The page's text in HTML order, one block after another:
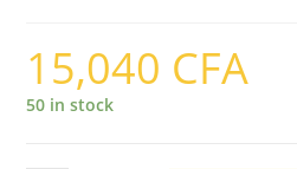
15,040 CFA
50 in stock